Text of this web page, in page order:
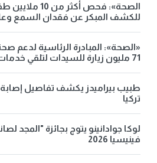
الصحة»: فحص
للكشف المبكر عن فقدان السمع
«الصحة»: المبادرة الرئاسية لدعم
71 مليون زيارة للسيدات لتلقي خدمات الفحص والتوعية
طبيب بيراميدز يكشف تفاصيل
تركيا
لوكا جوادانينو يتوج بجائزة "المجد
فينيسيا 2026